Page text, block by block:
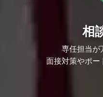
相
専任担当が
面接対策やポ